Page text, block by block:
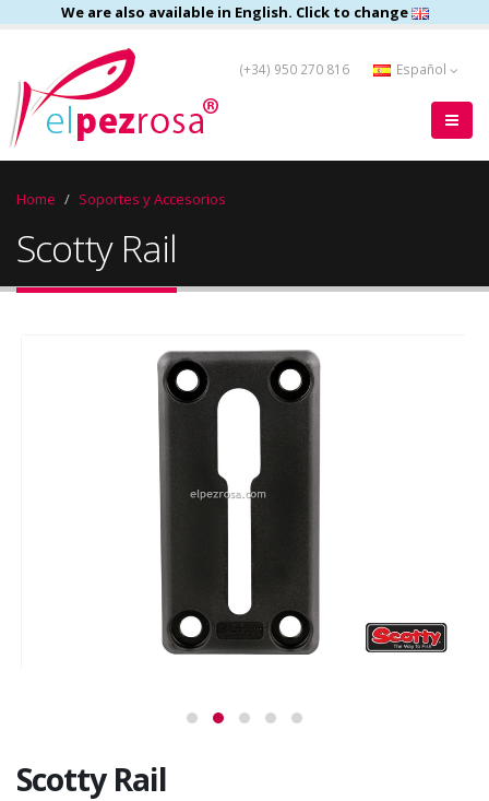
We are also available in English. Click to change
(+34) 950 270 816 Español
Home Soportes y Accesorios
Scotty Rail
Scotty Rail